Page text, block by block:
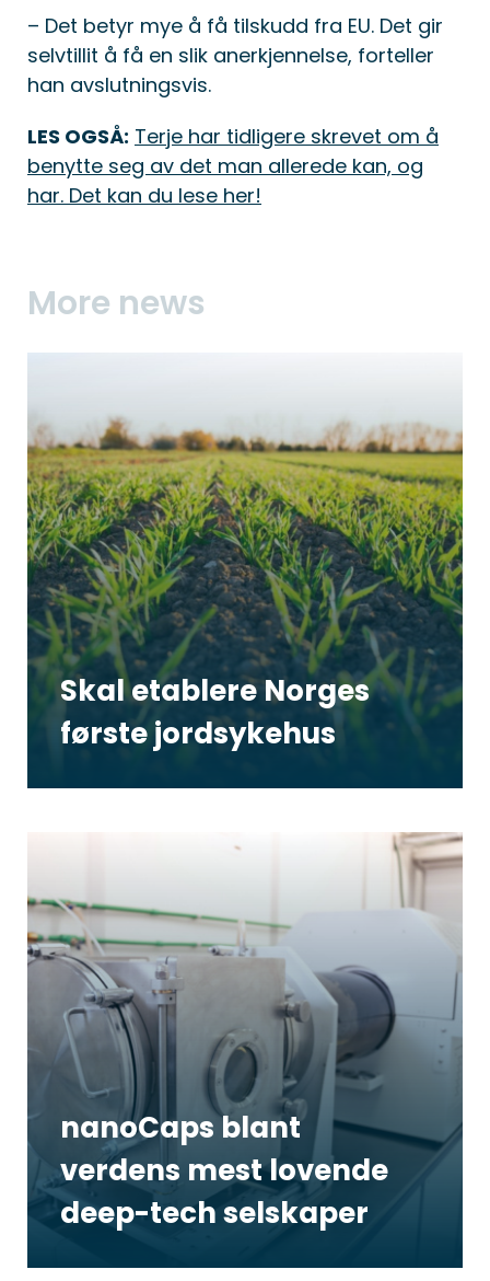
– Det betyr mye å få tilskudd fra EU. Det gir
selvtillit å få en slik anerkjennelse, forteller
han avslutningsvis.
LES OGSÅ: Terje har tidligere skrevet om å
benytte seg av det man allerede kan, og
har. Det kan du lese her!
More news
Skal etablere Norges
første jordsykehus
nanoCaps blant
verdens mest lovende
deep-tech selskaper